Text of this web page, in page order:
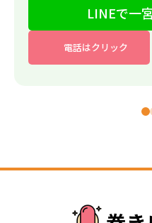
LINEで一
電話はクリック